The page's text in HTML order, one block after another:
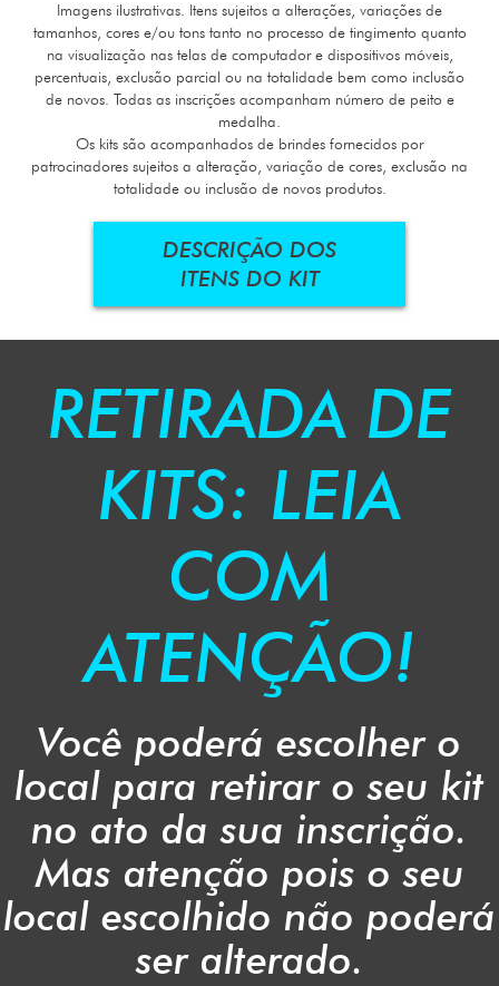
Imagens ilustrativas. Itens sujeitos a alterações, variações de
tamanhos, cores e/ou tons tanto no processo de tingimento quanto
na visualização nas telas de computador e dispositivos móveis,
percentuais, exclusão parcial ou na totalidade bem como inclusão
de novos. Todas as inscrições acompanham número de peito e
medalha.
Os kits são acompanhados de brindes fornecidos por
patrocinadores sujeitos a alteração, variação de cores, exclusão na
totalidade ou inclusão de novos produtos.
DESCRIÇÃO DOS
ITENS DO KIT
RETIRADA DE
KITS: LEIA
COM
ATENÇÃO!
Você poderá escolher o
local para retirar o seu kit
no ato da sua inscrição.
Mas atenção pois o seu
local escolhido não poderá
ser alterado.